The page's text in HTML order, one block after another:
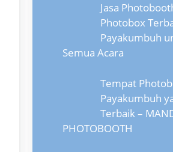
Jasa
Photobox
Payakumbuh
Semua Acara
Tempat
Payakumbuh
Terbaik –
PHOTOBOOTH